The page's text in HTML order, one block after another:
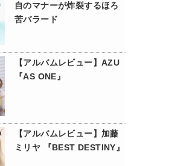
自のマナーが炸裂するほろ
苦バラード
【アルバムレビュー】AZU
『AS ONE』
【アルバムレビュー】加藤
ミリヤ 『BEST DESTINY』